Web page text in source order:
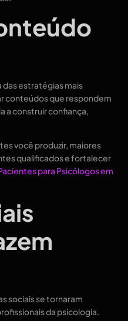
estratégias mais
conteúdos que respondem
a construir confiança,
você produzir, maiores
qualificados e fortalecer
para Psicólogos em
sociais se tornaram
da psicologia.